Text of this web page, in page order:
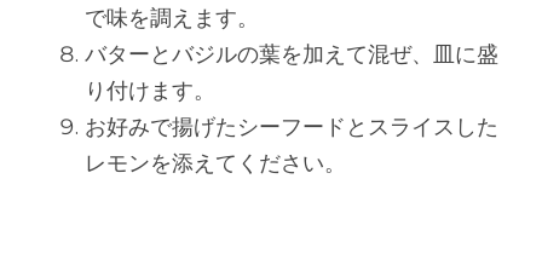
で味を調えます。
バターとバジルの葉を加えて混ぜ、皿に盛
り付けます。
お好みで揚げたシーフードとスライスした
レモンを添えてください。